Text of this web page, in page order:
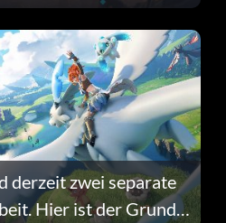
derzeit zwei separate
Hier ist der Grund